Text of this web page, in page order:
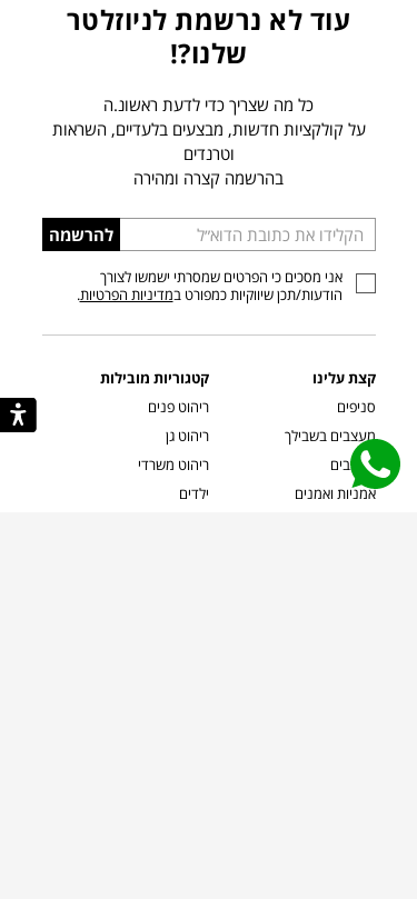
עוד לא נרשמת לניוזלטר
שלנו?!
כל מה שצריך כדי לדעת ראשונ.ה
על קולקציות חדשות, מבצעים בלעדיים, השראות
וטרנדים
בהרשמה קצרה ומהירה
הכניסו
כתובת
דוא”ל
להרשמה
אני מסכים כי הפרטים שמסרתי ישמשו לצורך
הודעות/תכן שיווקיות כמפורט במדיניות הפרטיות.
קצת עלינו
סניפים
מעצבים בשבילך
מעצבים
אמניות ואמנים
קטגוריות מובילות
ריהוט פנים
ריהוט גן
ריהוט משרדי
ילדים